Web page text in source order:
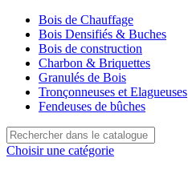
Bois de Chauffage
Bois Densifiés & Buches
Bois de construction
Charbon & Briquettes
Granulés de Bois
Tronçonneuses et Elagueuses
Fendeuses de bûches
Choisir une catégorie